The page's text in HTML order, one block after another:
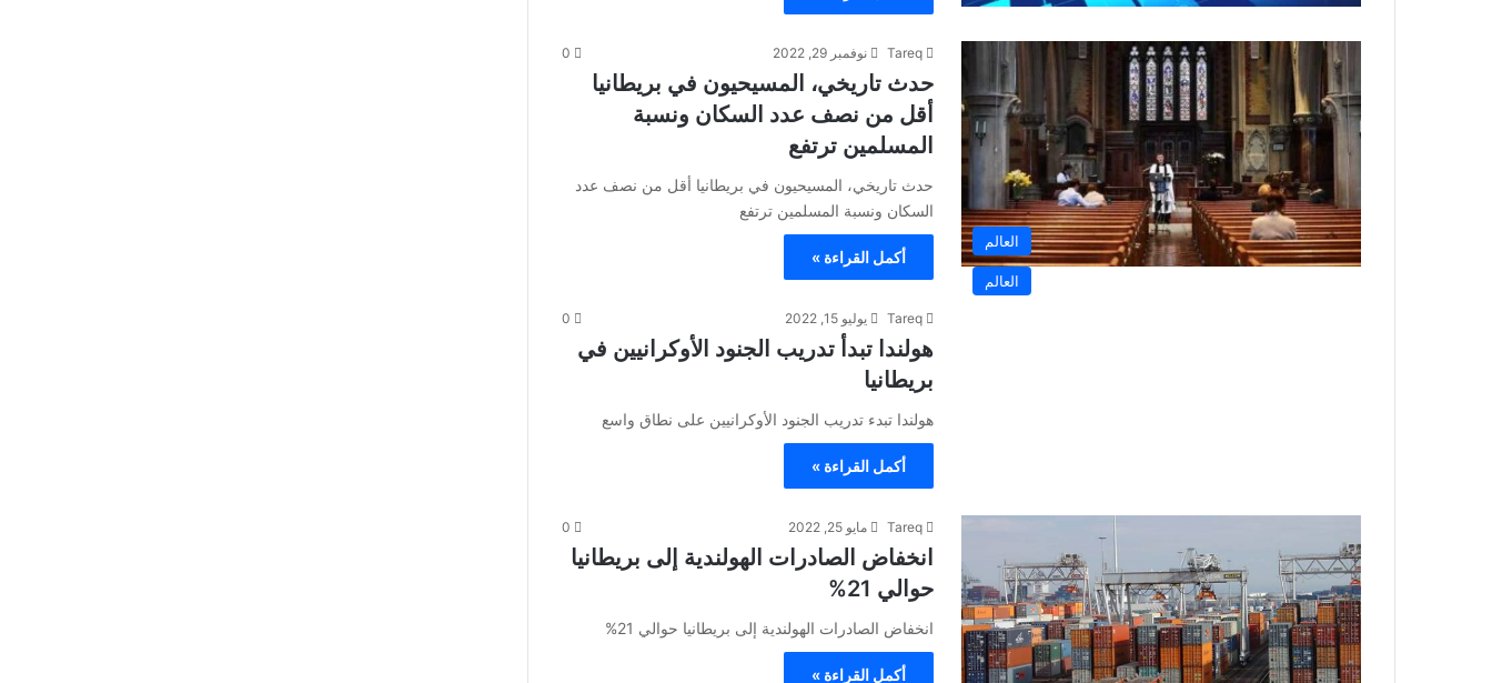
العالم
Tareq نوفمبر 29, 2022 0
حدث تاريخي، المسيحيون في بريطانيا
أقل من نصف عدد السكان ونسبة
المسلمين ترتفع
حدث تاريخي، المسيحيون في بريطانيا أقل من نصف عدد
السكان ونسبة المسلمين ترتفع
أكمل القراءة »
العالم
Tareq يوليو 15, 2022 0
هولندا تبدأ تدريب الجنود الأوكرانيين في
بريطانيا
هولندا تبدء تدريب الجنود الأوكرانيين على نطاق واسع
أكمل القراءة »
Tareq مايو 25, 2022 0
انخفاض الصادرات الهولندية إلى بريطانيا
حوالي 21%
انخفاض الصادرات الهولندية إلى بريطانيا حوالي 21%
أكمل القراءة »